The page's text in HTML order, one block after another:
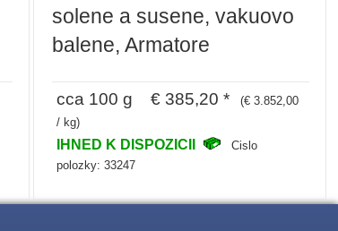
solene a susene, vakuovo
balene, Armatore
cca 100 g € 385,20 *
(€ 3.852,00
/ kg)
IHNED K DISPOZICII
Cislo
polozky: 33247